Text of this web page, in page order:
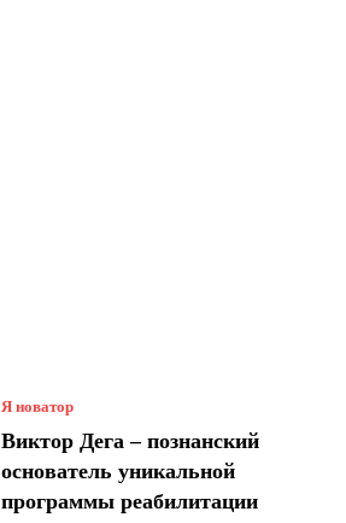
Я новатор
Виктор Дега – познанский
основатель уникальной
программы реабилитации